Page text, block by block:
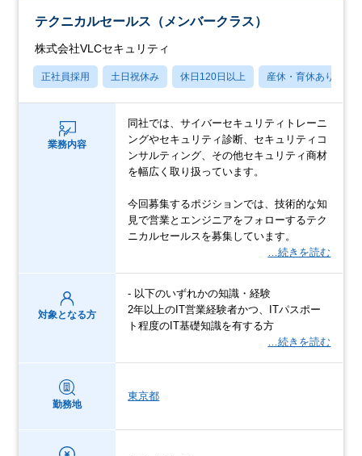
テクニカルセールス（メンバークラス）
株式会社VLCセキュリティ
正社員採用 土日祝休み 休日120日以上 産休・育休あり
業務内容
同社では、サイバーセキュリティトレーニ
ングやセキュリティ診断、セキュリティコ
ンサルティング、その他セキュリティ商材
を幅広く取り扱っています。
今回募集するポジションでは、技術的な知
見で営業とエンジニアをフォローするテク
ニカルセールスを募集しています。
…続きを読む
対象となる方
- 以下のいずれかの知識・経験
2年以上のIT営業経験者かつ、ITパスポー
ト程度のIT基礎知識を有する方
…続きを読む
勤務地
東京都